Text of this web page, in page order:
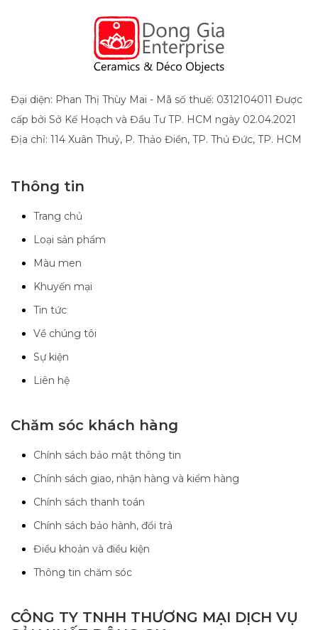
Đại diện: Phan Thị Thùy Mai - Mã số thuế: 0312104011 Được
cấp bởi Sở Kế Hoạch và Đầu Tư TP. HCM ngày 02.04.2021
Địa chỉ: 114 Xuân Thuỷ, P. Thảo Điền, TP. Thủ Đức, TP. HCM
Thông tin
Trang chủ
Loại sản phẩm
Màu men
Khuyến mại
Tin tức
Về chúng tôi
Sự kiện
Liên hệ
Chăm sóc khách hàng
Chính sách bảo mật thông tin
Chính sách giao, nhận hàng và kiểm hàng
Chính sách thanh toán
Chính sách bảo hành, đổi trả
Điều khoản và điều kiện
Thông tin chăm sóc
CÔNG TY TNHH THƯƠNG MẠI DỊCH VỤ